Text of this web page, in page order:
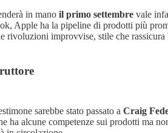
in mano il primo settembre vale
Apple ha la pipeline di prodotti più
rivoluzioni improvvise, stile che rassicura
sarebbe stato passato a Craig
ha alcune competenze sui prodotti ma